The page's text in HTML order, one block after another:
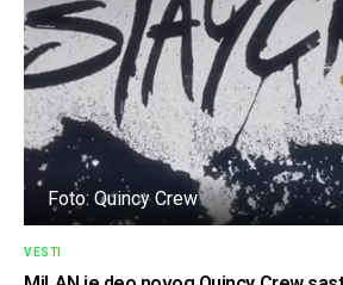
Foto: Quincy Crew
VESTI